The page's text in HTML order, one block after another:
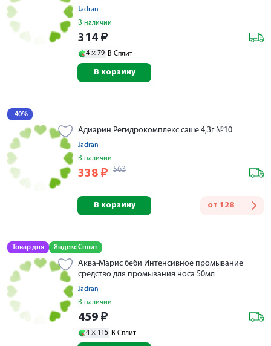
Jadran
В наличии
314 ₽
4 × 79 В Сплит
В корзину
-40%
Адиарин Регидрокомплекс саше 4,3г №10
Jadran
В наличии
338 ₽ 563
от 128
В корзину
Товар дня Яндекс Сплит
Аква-Марис беби Интенсивное промывание
средство для промывания носа 50мл
Jadran
В наличии
459 ₽
4 × 115 В Сплит